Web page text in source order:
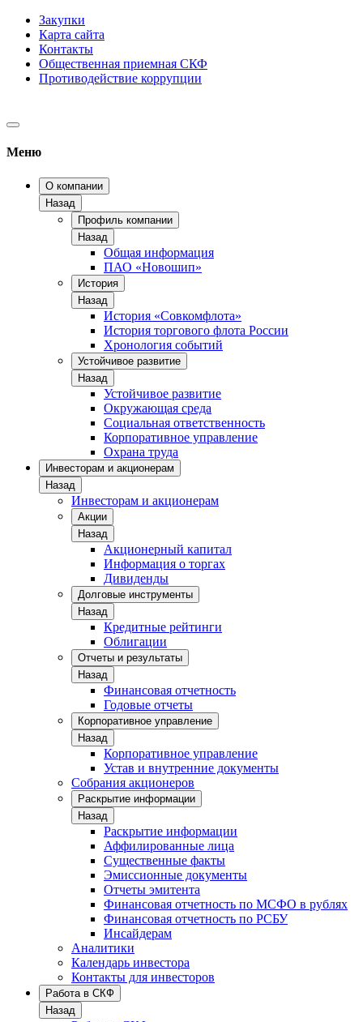
Закупки
Карта сайта
Контакты
Общественная приемная СКФ
Противодействие коррупции
Меню
О компании
Назад
Профиль компании
Назад
Общая информация
ПАО «Новошип»
История
Назад
История «Совкомфлота»
История торгового флота России
Хронология событий
Устойчивое развитие
Назад
Устойчивое развитие
Окружающая среда
Социальная ответственность
Корпоративное управление
Охрана труда
Инвесторам и акционерам
Назад
Инвесторам и акционерам
Акции
Назад
Акционерный капитал
Информация о торгах
Дивиденды
Долговые инструменты
Назад
Кредитные рейтинги
Облигации
Отчеты и результаты
Назад
Финансовая отчетность
Годовые отчеты
Корпоративное управление
Назад
Корпоративное управление
Устав и внутренние документы
Собрания акционеров
Раскрытие информации
Назад
Раскрытие информации
Аффилированные лица
Существенные факты
Эмиссионные документы
Отчеты эмитента
Финансовая отчетность по МСФО в рублях
Финансовая отчетность по РСБУ
Инсайдерам
Аналитики
Календарь инвестора
Контакты для инвесторов
Работа в СКФ
Назад